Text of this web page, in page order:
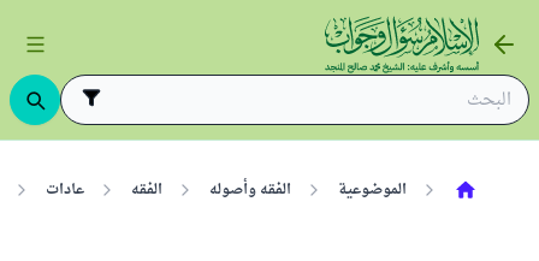
الموضوعية الفقه وأصوله الفقه عادات